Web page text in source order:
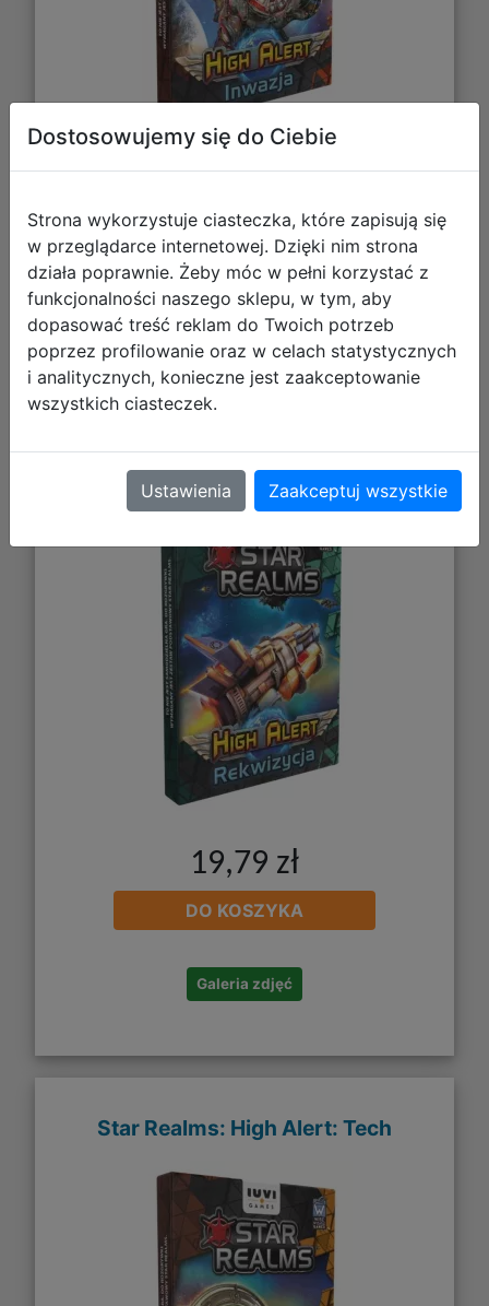
DO KOSZYKA
Galeria zdjęć
Star Realms: High Alert: Rekwizycja
19,79 zł
DO KOSZYKA
Galeria zdjęć
Star Realms: High Alert: Tech
Dostosowujemy się do Ciebie
Strona wykorzystuje ciasteczka, które zapisują się
w przeglądarce internetowej. Dzięki nim strona
działa poprawnie. Żeby móc w pełni korzystać z
funkcjonalności naszego sklepu, w tym, aby
dopasować treść reklam do Twoich potrzeb
poprzez profilowanie oraz w celach statystycznych
i analitycznych, konieczne jest zaakceptowanie
wszystkich ciasteczek.
Ustawienia Zaakceptuj wszystkie